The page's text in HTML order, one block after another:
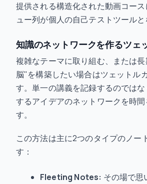
提供される構造化された動画コー
ュー列が個人の自己テストツールと
知識のネットワークを作るツェ
複雑なテーマに取り組む、または
脳"を構築したい場合はツェットル
す。単一の講義を記録するのでは
するアイデアのネットワークを時
す。
この方法は主に2つのタイプのノー
す：
Fleeting Notes: その場で思